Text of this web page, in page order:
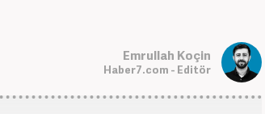
Emrullah Koçin
Haber7.com - Editör